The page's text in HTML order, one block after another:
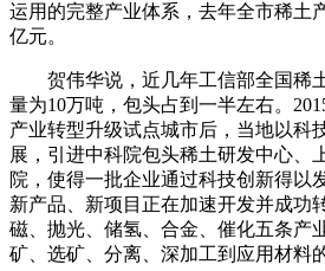
运用的完整产业体系，去年全市稀土
亿元。
贺伟华说，近几年工信部全国稀
量为10万吨，包头占到一半左右。
产业转型升级试点城市后，当地以科
展，引进中科院包头稀土研发中心、
院，使得一批企业通过科技创新得以
新产品、新项目正在加速开发并成功
磁、抛光、储氢、合金、催化五条产
矿、选矿、分离、深加工到应用材料